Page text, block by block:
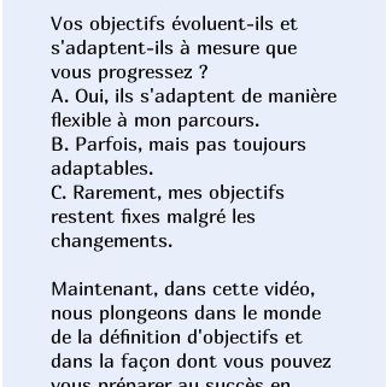
Vos objectifs évoluent-ils et
s'adaptent-ils à mesure que
vous progressez ?
A. Oui, ils s'adaptent de manière
flexible à mon parcours.
B. Parfois, mais pas toujours
adaptables.
C. Rarement, mes objectifs
restent fixes malgré les
changements.
Maintenant, dans cette vidéo,
nous plongeons dans le monde
de la définition d'objectifs et
dans la façon dont vous pouvez